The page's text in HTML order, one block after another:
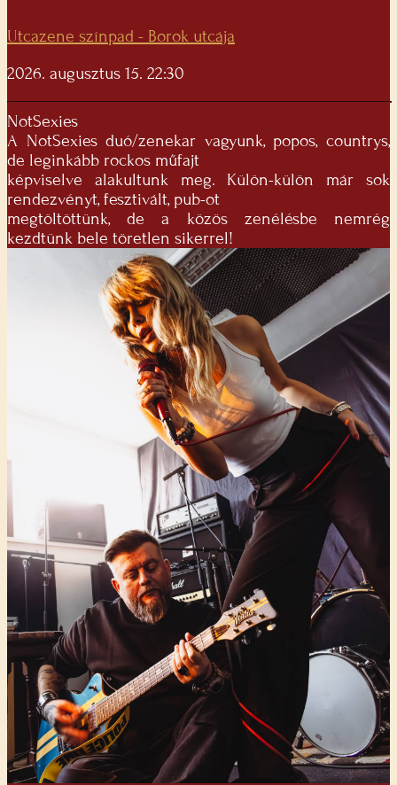
Utcazene színpad - Borok utcája
2026. augusztus 15. 22:30
NotSexies
A NotSexies duó/zenekar vagyunk, popos, countrys,
de leginkább rockos műfajt
képviselve alakultunk meg. Külön-külön már sok
rendezvényt, fesztivált, pub-ot
megtöltöttünk, de a közös zenélésbe nemrég
kezdtünk bele töretlen sikerrel!